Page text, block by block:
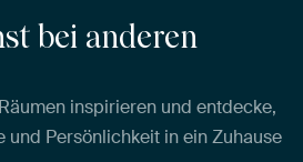
bei anderen
inspirieren und entdecke,
und Persönlichkeit in ein Zuhause